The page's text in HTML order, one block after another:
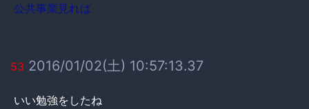
公共事業見れば
53 2016/01/02(土) 10:57:13.37
いい勉強をしたね